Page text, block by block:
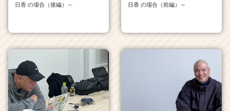
リ
ア
e
e
r
日香 の場合（後編）～
日香 の場合（前編）～